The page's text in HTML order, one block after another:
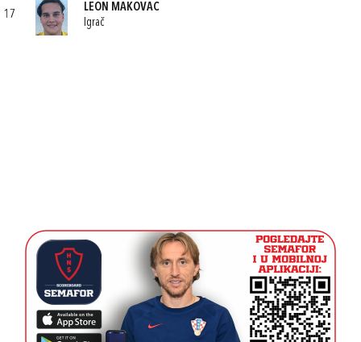
17
LEON MAKOVAC
Igrač